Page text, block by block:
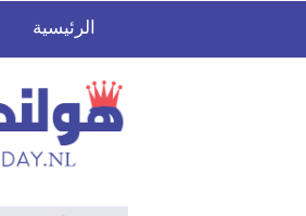
الرئيسية